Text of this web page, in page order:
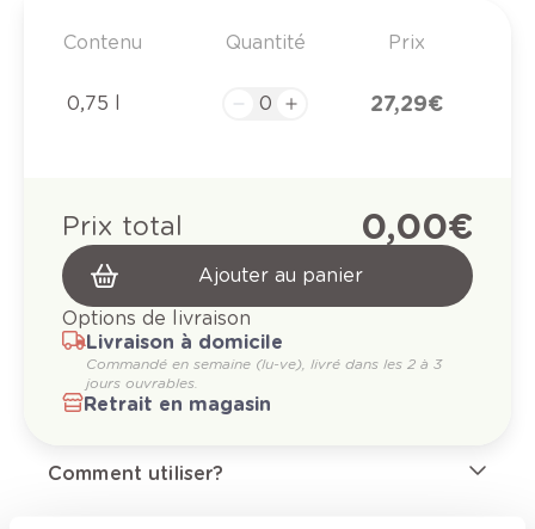
Contenu Quantité Prix
0,75 l 27,29 €
Prix total 0,00 €
Ajouter au panier
Options de livraison
Livraison à domicile
Commandé en semaine (lu-ve), livré dans les 2 à 3
jours ouvrables.
Retrait en magasin
Comment utiliser?